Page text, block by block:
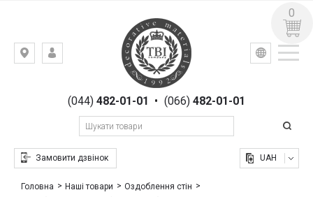
Київ,
Гоголівська,(044)482-01-01 • (066) 482-01-01
Замовити дзвінок
УКР РУС
UAH
0
Головна Наші товари
Оздоблення стін